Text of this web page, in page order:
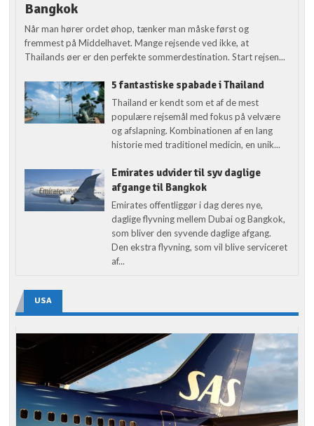
Bangkok
Når man hører ordet øhop, tænker man måske først og
fremmest på Middelhavet. Mange rejsende ved ikke, at
Thailands øer er den perfekte sommerdestination. Start rejsen...
5 fantastiske spabade i Thailand
Thailand er kendt som et af de mest
populære rejsemål med fokus på velvære
og afslapning. Kombinationen af en lang
historie med traditionel medicin, en unik...
Emirates udvider til syv daglige
afgange til Bangkok
Emirates offentliggør i dag deres nye,
daglige flyvning mellem Dubai og Bangkok,
som bliver den syvende daglige afgang.
Den ekstra flyvning, som vil blive serviceret
af...
USA